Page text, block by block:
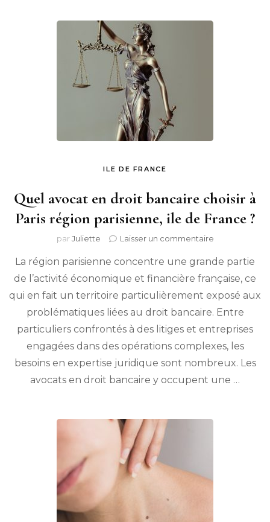
ILE DE FRANCE
Quel avocat en droit bancaire choisir à
Paris région parisienne, ile de France ?
parJuliette Laisser un commentairesur
avocat
en
droit
bancaire
choisir
Paris
région
parisienne,
de
La région parisienne concentre une grande partie
de l’activité économique et financière française, ce
qui en fait un territoire particulièrement exposé aux
problématiques liées au droit bancaire. Entre
particuliers confrontés à des litiges et entreprises
engagées dans des opérations complexes, les
besoins en expertise juridique sont nombreux. Les
avocats en droit bancaire y occupent une …